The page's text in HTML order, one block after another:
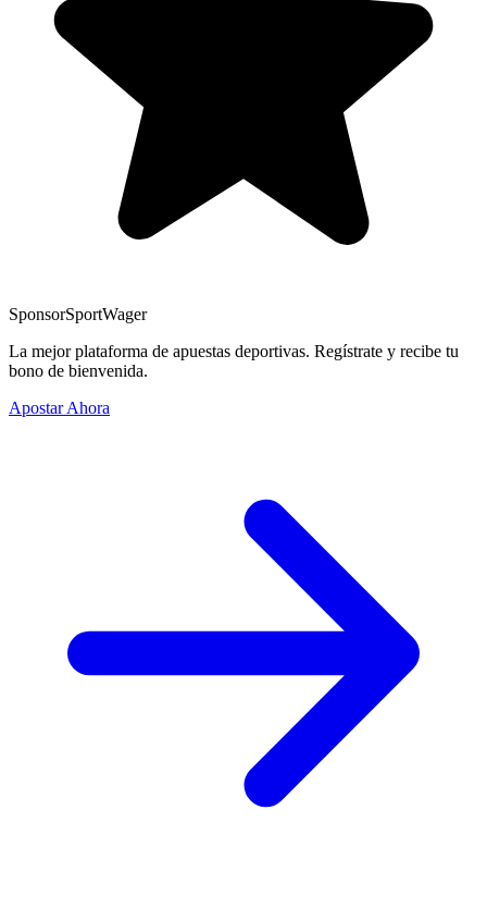
SponsorSportWager
La mejor plataforma de apuestas deportivas. Regístrate y recibe tu
bono de bienvenida.
Apostar Ahora